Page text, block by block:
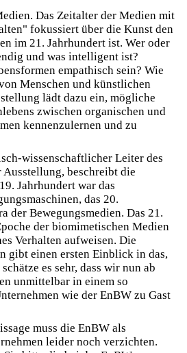
Das Zeitalter der Medien mit
fokussiert über die Kunst den
im 21. Jahrhundert ist. Wer oder
und was intelligent ist?
empathisch sein? Wie
Menschen und künstlichen
lädt dazu ein, mögliche
zwischen organischen und
kennenzulernen und zu
wissenschaftlicher Leiter des
beschreibt die
Jahrhundert war das
das 20.
der Bewegungsmedien. Das 21.
der biomimetischen Medien
Verhalten aufweisen. Die
gibt einen ersten Einblick in das,
es sehr, dass wir nun ab
unmittelbar in einem so
wie der EnBW zu Gast
muss die EnBW als
leider noch verzichten.